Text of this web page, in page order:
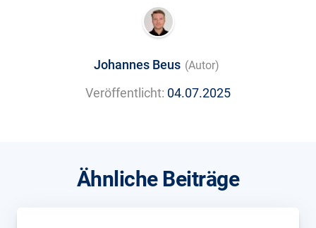
Johannes Beus (Autor)
Veröffentlicht: 04.07.2025
Ähnliche Beiträge